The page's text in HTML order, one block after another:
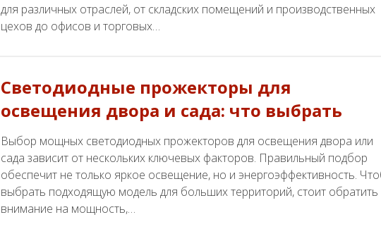
для различных отраслей, от складских помещений и производственных
цехов до офисов и торговых…
Светодиодные прожекторы для
освещения двора и сада: что выбрать
Выбор мощных светодиодных прожекторов для освещения двора или
сада зависит от нескольких ключевых факторов. Правильный подбор
обеспечит не только яркое освещение, но и энергоэффективность.
выбрать подходящую модель для больших территорий, стоит обратить
внимание на мощность,…